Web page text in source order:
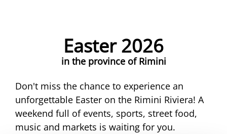
Easter 2026
in the province of Rimini
Don't miss the chance to experience an
unforgettable Easter on the Rimini Riviera! A
weekend full of events, sports, street food,
music and markets is waiting for you.